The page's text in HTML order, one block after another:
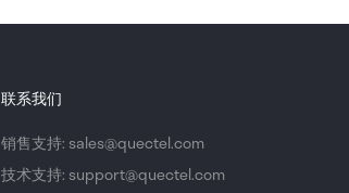
联系我们
销售支持: sales@quectel.com
技术支持: support@quectel.com